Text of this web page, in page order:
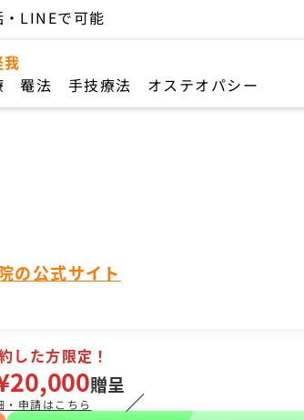
LINEで可能
法 手技療法 オステオパシー
の公式サイト
した方限定！
贈呈
・申請はこちら ／